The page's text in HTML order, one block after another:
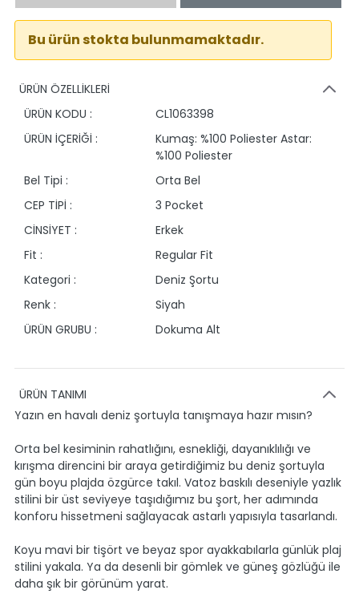
Bu ürün stokta bulunmamaktadır.
ÜRÜN ÖZELLİKLERİ
ÜRÜN KODU :
CL1063398
ÜRÜN İÇERİĞİ :
Kumaş: %100 Poliester Astar:
%100 Poliester
Bel Tipi :
Orta Bel
CEP TİPİ :
3 Pocket
CİNSİYET :
Erkek
Fit :
Regular Fit
Kategori :
Deniz Şortu
Renk :
Siyah
ÜRÜN GRUBU :
Dokuma Alt
ÜRÜN TANIMI
Yazın en havalı deniz şortuyla tanışmaya hazır mısın?
Orta bel kesiminin rahatlığını, esnekliği, dayanıklılığı ve
kırışma direncini bir araya getirdiğimiz bu deniz şortuyla
gün boyu plajda özgürce takıl. Vatoz baskılı deseniyle yazlık
stilini bir üst seviyeye taşıdığımız bu şort, her adımında
konforu hissetmeni sağlayacak astarlı yapısıyla tasarlandı.
Koyu mavi bir tişört ve beyaz spor ayakkabılarla günlük plaj
stilini yakala. Ya da desenli bir gömlek ve güneş gözlüğü ile
daha şık bir görünüm yarat.